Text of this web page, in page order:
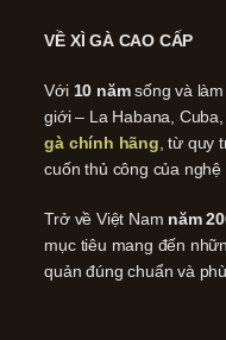
VỀ XÌ GÀ CAO CẤP
Với 10 nămsống và làm
giới – La Habana,
gà chính hãng , từ quy
cuốn thủ công của nghệ
Trở về Việt Nam năm
mục tiêu mang đến
quản đúng chuẩn và